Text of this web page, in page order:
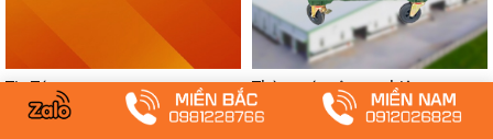
Thùng rác công nghiệp